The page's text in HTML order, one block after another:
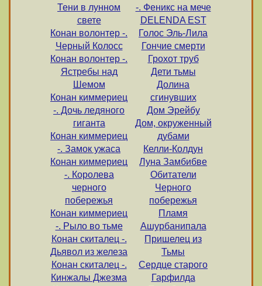
Тени в лунном
свете
Конан волонтер -.
Черный Колосс
Конан волонтер -.
Ястребы над
Шемом
Конан киммериец
-. Дочь ледяного
гиганта
Конан киммериец
-. Замок ужаса
Конан киммериец
-. Королева
черного
побережья
Конан киммериец
-. Рыло во тьме
Конан скиталец -.
Дьявол из железа
Конан скиталец -.
Кинжалы Джезма
-. Феникс на мече
DELENDA EST
Голос Эль-Лила
Гончие смерти
Грохот труб
Дети тьмы
Долина
сгинувших
Дом Эрейбу
Дом, окруженный
дубами
Келли-Колдун
Луна Замбибве
Обитатели
Черного
побережья
Пламя
Ашурбанипала
Пришелец из
Тьмы
Сердце старого
Гарфилда